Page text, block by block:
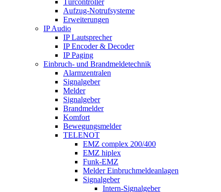
Türcontroller
Aufzug-Notrufsysteme
Erweiterungen
IP Audio
IP Lautsprecher
IP Encoder & Decoder
IP Paging
Einbruch- und Brandmeldetechnik
Alarmzentralen
Signalgeber
Melder
Signalgeber
Brandmelder
Komfort
Bewegungsmelder
TELENOT
EMZ complex 200/400
EMZ hiplex
Funk-EMZ
Melder Einbruchmeldeanlagen
Signalgeber
Intern-Signalgeber